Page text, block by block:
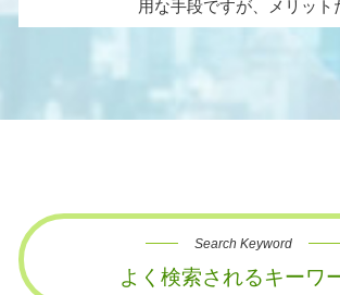
用な手段ですが、メリッ
Search Keyword
よく検索されるキーワ